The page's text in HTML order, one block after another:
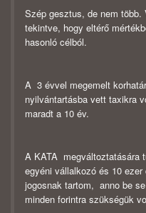
Szép gesztus, de nem több.
tekintve, hogy eltérő
hasonló célból.
A 3 évvel megemelt
nyilvántartásba vett taxikra
maradt a 10 év.
A KATA megváltoztatására
egyéni vállalkozó és 10
jogosnak tartom, anno be
minden forintra szükségük